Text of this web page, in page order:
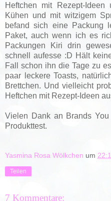
Heftchen mit Rezept-Ideen
Kühen und mit witzigem
befand sich eine Packung
Paket, auch wenn ich es
Packungen Kiri drin
schnell aufesse :D Hält
Fall schon ihn die Tage zu
paar leckere Toasts,
Brettchen. Und vielleicht
Heftchen mit Rezept-Ideen
Vielen Dank an Brands
Produkttest.
Yasmina Rosa Wölkchen um
Teilen
7 Kommentare: